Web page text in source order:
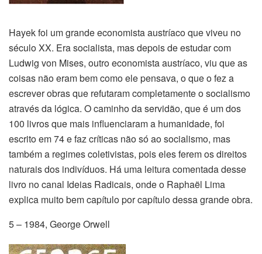
Hayek foi um grande economista austríaco que viveu no
século XX. Era socialista, mas depois de estudar com
Ludwig von Mises, outro economista austríaco, viu que as
coisas não eram bem como ele pensava, o que o fez a
escrever obras que refutaram completamente o socialismo
através da lógica. O caminho da servidão, que é um dos
100 livros que mais influenciaram a humanidade, foi
escrito em 74 e faz críticas não só ao socialismo, mas
também a regimes coletivistas, pois eles ferem os direitos
naturais dos indivíduos. Há uma leitura comentada desse
livro no canal Ideias Radicais, onde o Raphaël Lima
explica muito bem capítulo por capítulo dessa grande obra.
5 – 1984, George Orwell